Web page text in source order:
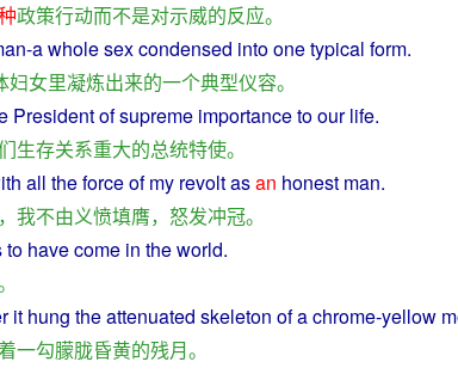
政策行动而不是对示威的反应。
-awholesexcondensed intoonetypical form.
妇女里凝炼出来的一个典型仪容。
Presidentofsupreme importancetoour life.
生存关系重大的总统特使。
all the forceof my revoltasan honest man.
， 我不由义愤填膺， 怒发冲冠。
to havecome in the world.
it hung theattenuated skeleton ofachrome-yellow
一勾朦胧昏黄的残月。